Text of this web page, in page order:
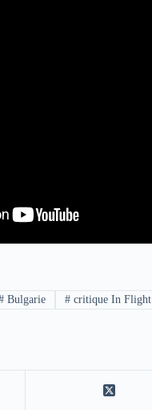
Bulgarie # critique In Flight